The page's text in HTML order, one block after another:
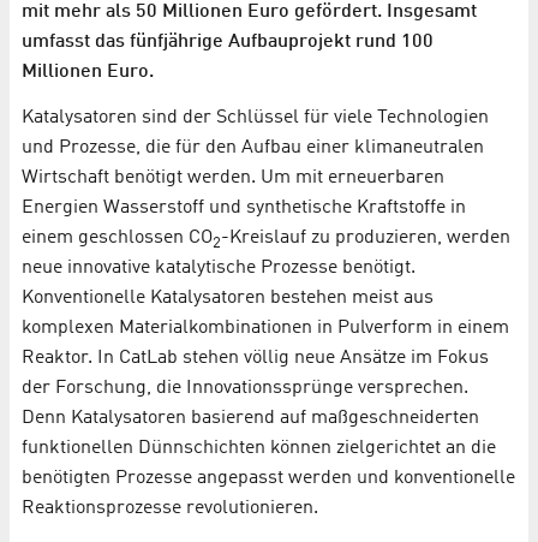
mit mehr als 50 Millionen Euro gefördert. Insgesamt
umfasst das fünfjährige Aufbauprojekt rund 100
Millionen Euro.
Katalysatoren sind der Schlüssel für viele Technologien
und Prozesse, die für den Aufbau einer klimaneutralen
Wirtschaft benötigt werden. Um mit erneuerbaren
Energien Wasserstoff und synthetische Kraftstoffe in
einem geschlossen CO2-Kreislauf zu produzieren, werden
neue innovative katalytische Prozesse benötigt.
Konventionelle Katalysatoren bestehen meist aus
komplexen Materialkombinationen in Pulverform in einem
Reaktor. In CatLab stehen völlig neue Ansätze im Fokus
der Forschung, die Innovationssprünge versprechen.
Denn Katalysatoren basierend auf maßgeschneiderten
funktionellen Dünnschichten können zielgerichtet an die
benötigten Prozesse angepasst werden und konventionelle
Reaktionsprozesse revolutionieren.